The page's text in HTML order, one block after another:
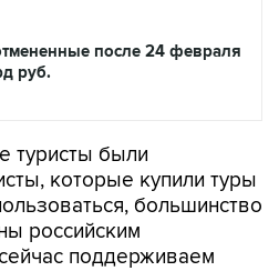
после 24 февраля
руб.
туристы были
которые купили туры
большинство
российским
поддерживаем